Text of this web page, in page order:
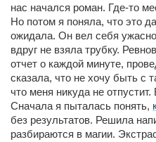
нас начался роман. Где-то
Но потом я поняла, что это
ожидала. Он вел себя
вдруг не взяла трубку.
отчет о каждой минуте,
сказала, что не хочу быть с
что меня никуда не
Сначала я пыталась понять,
без результатов. Решила
разбираются в магии.